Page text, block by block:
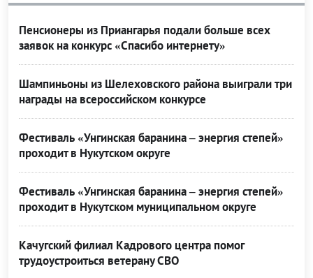
Пенсионеры из Приангарья подали больше всех
заявок на конкурс «Спасибо интернету»
Шампиньоны из Шелеховского района выиграли три
награды на всероссийском конкурсе
Фестиваль «Унгинская баранина – энергия степей»
проходит в Нукутском округе
Фестиваль «Унгинская баранина – энергия степей»
проходит в Нукутском муниципальном округе
Качугский филиал Кадрового центра помог
трудоустроиться ветерану СВО